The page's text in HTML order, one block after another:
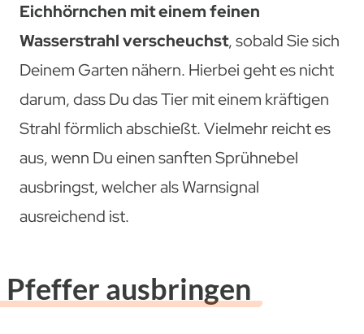
Eichhörnchen mit einem feinen
Wasserstrahl verscheuchst, sobald Sie sich
Deinem Garten nähern. Hierbei geht es nicht
darum, dass Du das Tier mit einem kräftigen
Strahl förmlich abschießt. Vielmehr reicht es
aus, wenn Du einen sanften Sprühnebel
ausbringst, welcher als Warnsignal
ausreichend ist.
Pfeffer ausbringen